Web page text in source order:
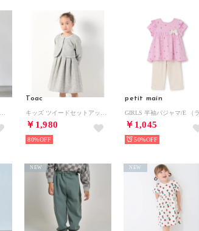
Toac
￥1,980
80%
petit main
￥1,045
50%
NEW NEW